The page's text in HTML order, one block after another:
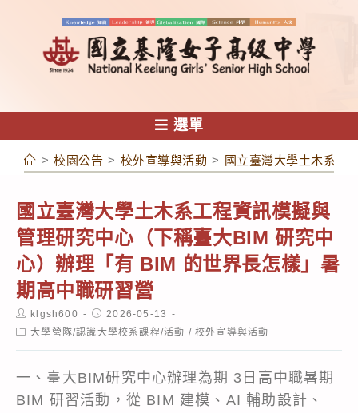
容
選單
> 校園公告 > 校外宣導與活動 > 國立臺灣大學土木系工
國立臺灣大學土木系工程資訊模擬與
管理研究中心（下稱臺大BIM 研究中
心）辦理「有 BIM 的世界長怎樣」暑
期高中職研習營
Post
author:
klgsh600
Post
published:
2026-05-13
Post大學營隊/認識大學校系課程/活動 / 校外宣導與活動
一、臺大BIM研究中心辦理為期 3日高中職暑期
BIM 研習活動，從 BIM 建模、AI 輔助設計、